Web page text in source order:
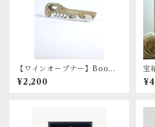
【ワインオープナー】Boome
rang X.tend
¥2,200
宝